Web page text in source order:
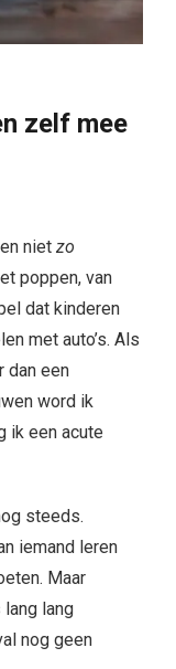
zelf mee
niet zo
poppen, van
dat kinderen
met auto’s. Als
dan een
word ik
ik een acute
steeds.
iemand leren
Maar
lang
nog geen